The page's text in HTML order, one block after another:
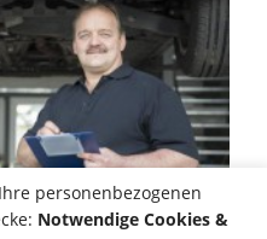
personenbezogenen
Notwendige Cookies &